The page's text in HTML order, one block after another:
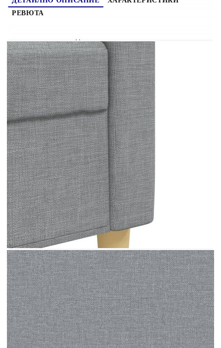
РЕВЮТА
вашето време за разговори, четене, гледане на
телевизия или просто почивка. Той е
предназначен да бъде фокусна точка във вашия
дом. Мек и издръжлив материал: Полиестерната
тъкан предлага комбинация от мекота, дишане и
издръжливост, гарантирайки ви да изпитате
максимален комфорт и уют. Здрава и стабилна
рамка: Металната рамка на тапицирания диван
осигуряват здравина и стабилност. Удобна
седалка: Диванът е много удобен с дебело
подплатените седалки, подлакътниците и
възглавниците за гърба. Практични ролкови
възглавници: Тези цилиндрични възглавници не
само освежават интериора, но и добавят
допълнителен комфорт, докато седите или
лежите. Функционална табуретка: Тази
табуретка е подходяща за опора за крака, когато
лежите на диван, или ви предлага
допълнително място за сядане във вашата стая.
Освен това семплият дизайн и компактният
размер я правят идеална за сядане почти
навсякъде в жилищното ви пространство.
Цвят: Светлосив
Материал: Плат (100% полиестер), метал
Материал на пълнежа: Пяна
Височина на седалката от земята: 41 см
Височина на подлакътника от земята: 56,5
см
2-местен диван: